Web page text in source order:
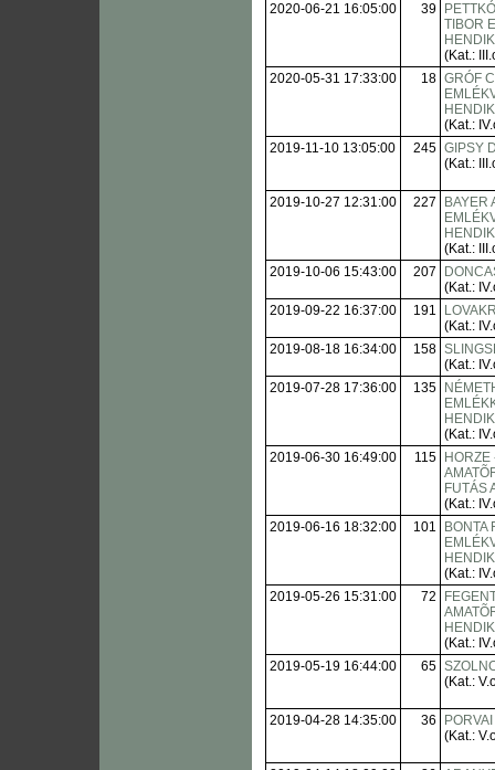
2020-06-21 16:05:00
39
TIBOR
(Kat.:
2020-05-31 17:33:00
18 GRÓF
(Kat.:
2019-11-10 13:05:00
245 GIPSY
(Kat.:
2019-10-27 12:31:00 227
BAYER
(Kat.:
2019-10-06 15:43:00
207
(Kat.:
2019-09-22 16:37:00
191
(Kat.:
2019-08-18 16:34:00
158
(Kat.:
2019-07-28 17:36:00
135
(Kat.:
2019-06-30 16:49:00
115
HORZE
FUTÁS
(Kat.:
2019-06-16 18:32:00
101
BONTA
(Kat.:
2019-05-26 15:31:00
72
(Kat.:
2019-05-19 16:44:00
65
(Kat.:
2019-04-28 14:35:00 36
(Kat.: